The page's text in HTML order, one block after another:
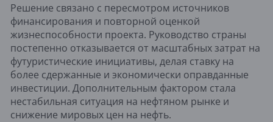
Решение связано с пересмотром источников
финансирования и повторной оценкой
жизнеспособности проекта. Руководство страны
постепенно отказывается от масштабных затрат на
футуристические инициативы, делая ставку на
более сдержанные и экономически оправданные
инвестиции. Дополнительным фактором стала
нестабильная ситуация на нефтяном рынке и
снижение мировых цен на нефть.